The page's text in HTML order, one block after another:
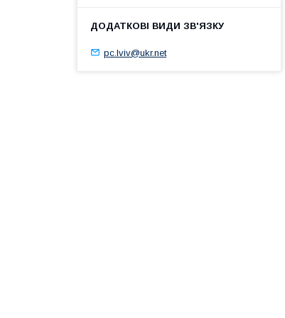
pc.lviv@ukr.net